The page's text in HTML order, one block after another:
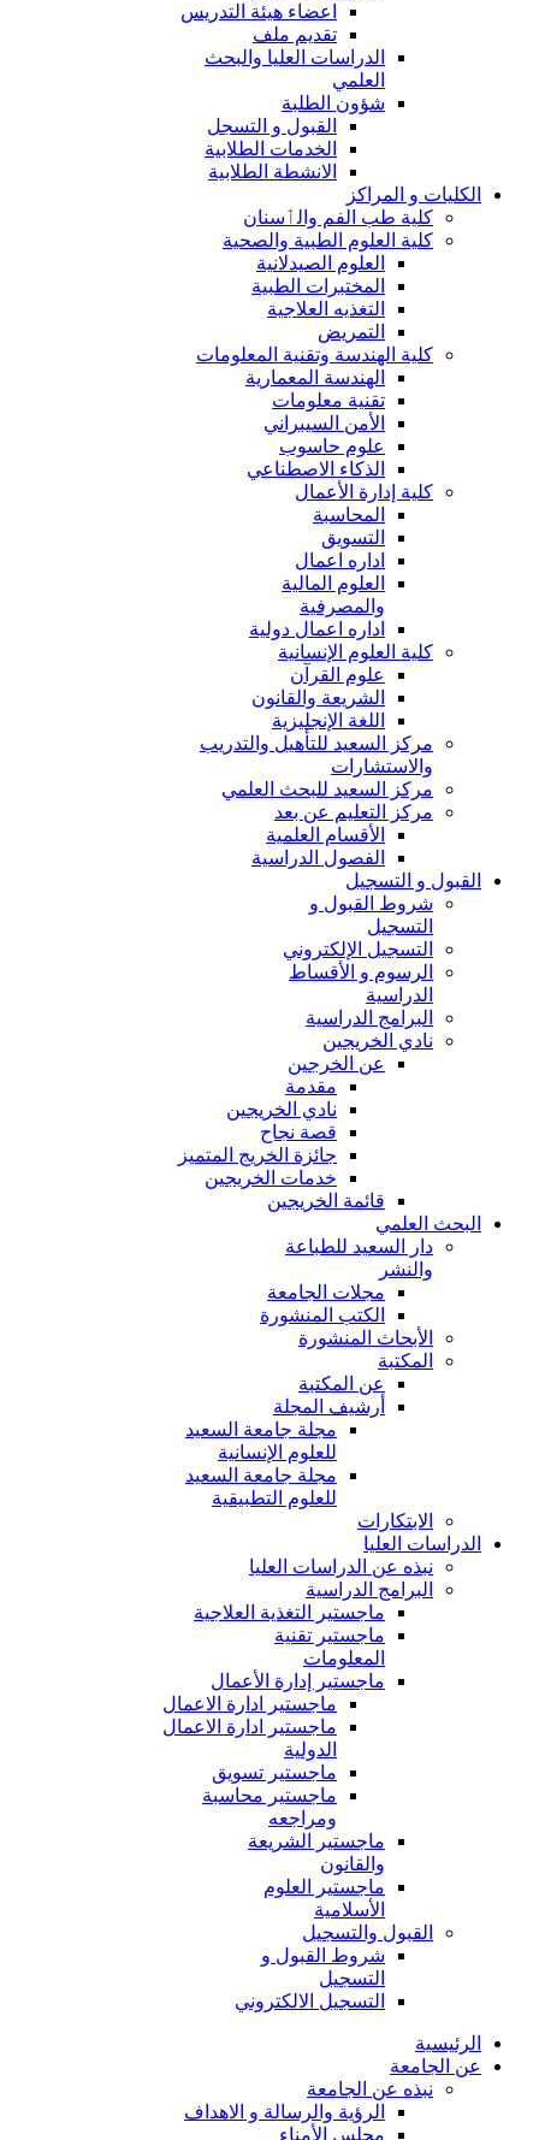
اعضاء هيئة التدريس
تقديم ملف
الدراسات العليا والبحث
العلمي
شؤون الطلبة
القبول و التسجل
الخدمات الطلابية
الانشطة الطلابية
الكليات و المراكز
كلية طب الفم والٲسنان
كلية العلوم الطبية والصحية
العلوم الصيدلانية
المختبرات الطبية
التغذيه العلاجية
التمريض
كلية الهندسة وتقنية المعلومات
الهندسة المعمارية
تقنية معلومات
الأمن السيبراني
علوم حاسوب
الذكاء الاصطناعي
كلية إدارة الأعمال
المحاسبة
التسويق
اداره اعمال
العلوم المالية
والمصرفية
اداره اعمال دولية
كلية العلوم الإنسانية
علوم القرآن
الشريعة والقانون
اللغة الإنجليزية
مركز السعيد للتأهيل والتدريب
والاستشارات
مركز السعيد للبحث العلمي
مركز التعليم عن بعد
الأقسام العلمية
الفصول الدراسية
القبول و التسجيل
شروط القبول و
التسجيل
التسجيل الإلكتروني
الرسوم و الأقساط
الدراسية
البرامج الدراسية
نادي الخريجين
عن الخرجين
مقدمة
نادي الخريجين
قصة نجاح
جائزة الخريج المتميز
خدمات الخريجين
قائمة الخريجين
البحث العلمي
دار السعيد للطباعة
والنشر
مجلات الجامعة
الكتب المنشورة
الأبحاث المنشورة
المكتبة
عن المكتبة
أرشيف المجلة
مجلة جامعة السعيد
للعلوم الإنسانية
مجلة جامعة السعيد
للعلوم التطبيقية
الابتكارات
الدراسات العليا
نبذه عن الدراسات العليا
البرامج الدراسية
ماجستير التغذية العلاجية
ماجستير تقنية
المعلومات
ماجستير إدارة الأعمال
ماجستير ادارة الاعمال
ماجستير ادارة الاعمال
الدولية
ماجستير تسويق
ماجستير محاسبة
ومراجعه
ماجستير الشريعة
والقانون
ماجستير العلوم
الأسلامية
القبول والتسجيل
شروط القبول و
التسجيل
التسجيل الالكتروني
الرئيسية
عن الجامعة
نبذه عن الجامعة
الرؤية والرسالة و الاهداف
مجلس الأمناء